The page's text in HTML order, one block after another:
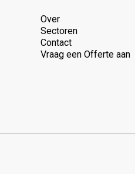
Over
Sectoren
Contact
Vraag een Offerte aan